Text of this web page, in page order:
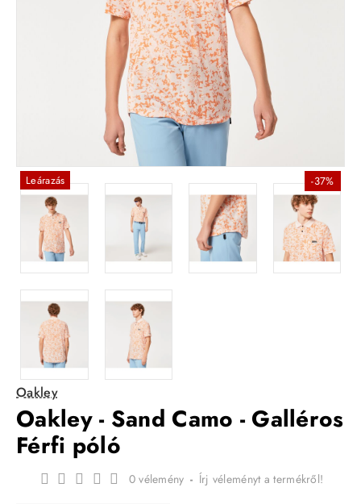
Leárazás -37%
Oakley
Oakley - Sand Camo - Galléros
Férfi póló
0 vélemény - Írj véleményt a termékről!